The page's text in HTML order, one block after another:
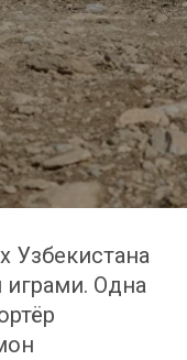
Узбекистана
Одна